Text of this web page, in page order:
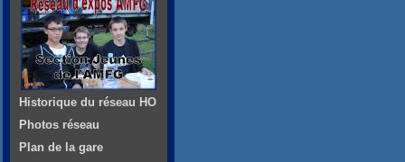
Historique du réseau HO
Photos réseau
Plan de la gare